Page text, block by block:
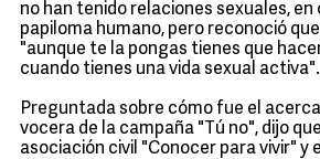
no han tenido relaciones sexuales, en
papiloma humano, pero reconoció
"aunque te la pongas tienes que
cuando tienes una vida sexual activa".
Preguntada sobre cómo fue el
vocera de la campaña "Tú no", dijo
asociación civil "Conocer para vivir" y